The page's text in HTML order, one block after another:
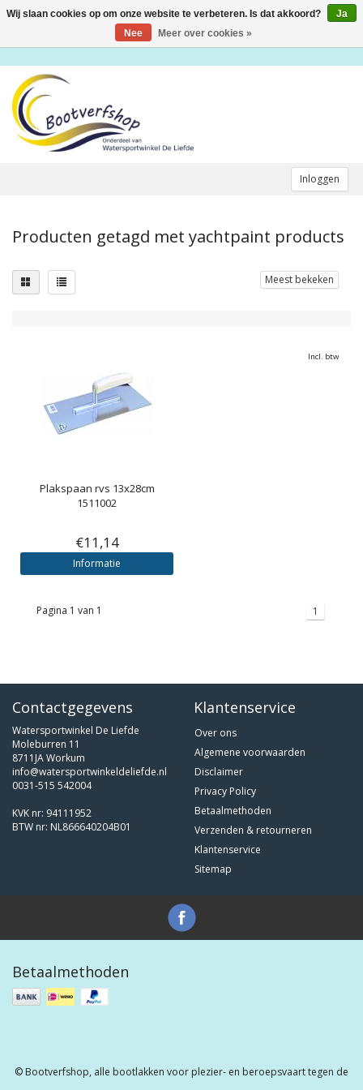
Inloggen
Toggle
Producten getagd met yachtpaint products
Meest bekeken
Plakspaan rvs 13x28cm
1511002
€11,14
Informatie
Incl. btw
Pagina 1 van 1 1
Contactgegevens
Watersportwinkel De Liefde
Moleburren 11
8711JA Workum
info@watersportwinkeldeliefde.nl
0031-515 542004
KVK nr: 94111952
BTW nr: NL866640204B01
Klantenservice
Over ons
Algemene voorwaarden
Disclaimer
Privacy Policy
Betaalmethoden
Verzenden & retourneren
Klantenservice
Sitemap
Betaalmethoden
© Bootverfshop, alle bootlakken voor plezier- en beroepsvaart tegen de
Wij slaan cookies op om onze website te verbeteren. Is dat akkoord?
Ja
Nee
Meer over cookies »